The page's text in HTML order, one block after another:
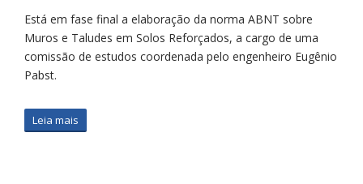
Está em fase final a elaboração da norma ABNT sobre
Muros e Taludes em Solos Reforçados, a cargo de uma
comissão de estudos coordenada pelo engenheiro Eugênio
Pabst.
Leia mais